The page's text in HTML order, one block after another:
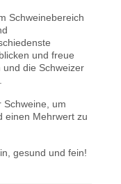
Schweinebereich
und freue
die Schweizer
Schweine, um
einen Mehrwert zu
gesund und fein!